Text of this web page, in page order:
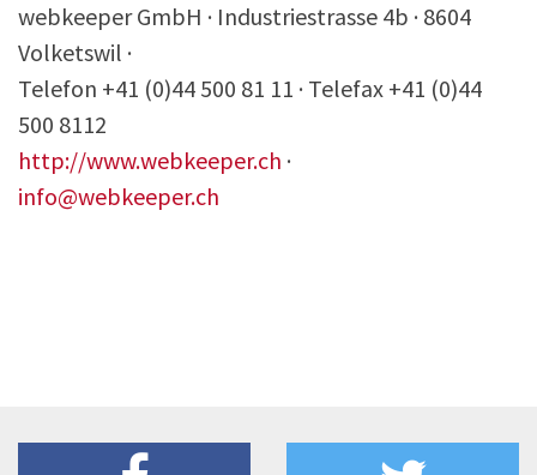
webkeeper GmbH · Industriestrasse 4b · 8604
Volketswil ·
Telefon +41 (0)44 500 81 11 · Telefax +41 (0)44
500 8112
http://www.webkeeper.ch ·
info@webkeeper.ch